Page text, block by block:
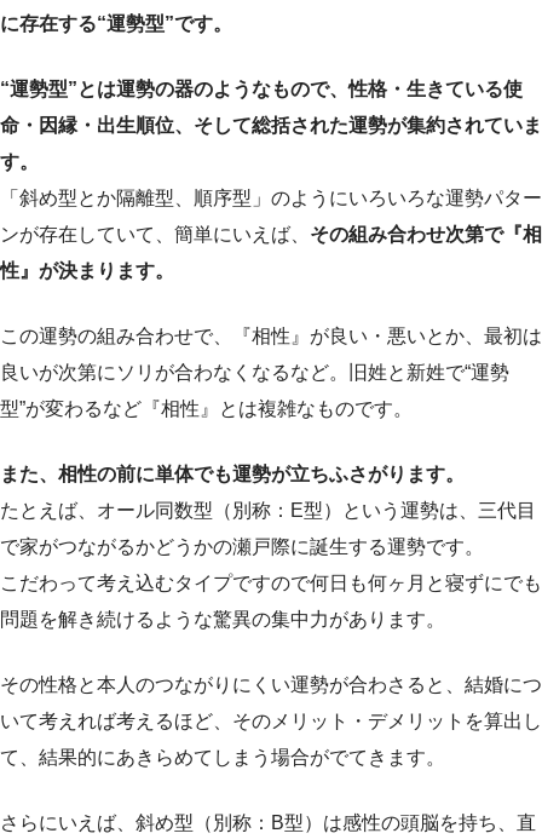
に存在する“運勢型”です。
“運勢型”とは運勢の器のようなもので、性格・生きている使
命・因縁・出生順位、そして総括された運勢が集約されていま
す。
「斜め型とか隔離型、順序型」のようにいろいろな運勢パター
ンが存在していて、簡単にいえば、 その組み合わせ次第で『相
性』が決まります。
この運勢の組み合わせで、『相性』が良い・悪いとか、最初は
良いが次第にソリが合わなくなるなど。旧姓と新姓で“運勢
型”が変わるなど『相性』とは複雑なものです。
また、相性の前に単体でも運勢が立ちふさがります。
たとえば、オール同数型（別称：E型）という運勢は、三代目
で家がつながるかどうかの瀬戸際に誕生する運勢です。
こだわって考え込むタイプですので何日も何ヶ月と寝ずにでも
問題を解き続けるような驚異の集中力があります。
その性格と本人のつながりにくい運勢が合わさると、結婚につ
いて考えれば考えるほど、そのメリット・デメリットを算出し
て、結果的にあきらめてしまう場合がでてきます。
さらにいえば、斜め型（別称：B型）は感性の頭脳を持ち、直